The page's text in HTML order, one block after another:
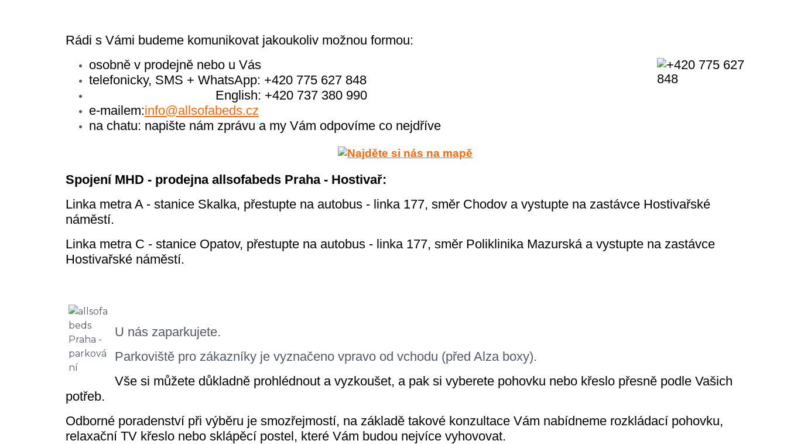
Rádi s Vámi budeme komunikovat jakoukoliv možnou formou:
osobně v prodejně nebo u Vás
telefonicky, SMS + WhatsApp: +420 775 627 848
English: +420 737 380 990
e-mailem:info@allsofabeds.cz
na chatu: napište nám zprávu a my Vám odpovíme co nejdříve
Spojení MHD - prodejna allsofabeds Praha - Hostivař:
Linka metra A - stanice Skalka, přestupte na autobus - linka 177, směr Chodov a vystupte na zastávce Hostivařské
náměstí.
Linka metra C - stanice Opatov, přestupte na autobus - linka 177, směr Poliklinika Mazurská a vystupte na zastávce
Hostivařské náměstí.
U nás zaparkujete.
Parkoviště pro zákazníky je vyznačeno vpravo od vchodu (před Alza boxy).
Vše si můžete důkladně prohlédnout a vyzkoušet, a pak si vyberete pohovku nebo křeslo přesně podle Vašich
potřeb.
Odborné poradenství při výběru je smozřejmostí, nazákladě takové konzultace Vám nabídneme rozkládací pohovku,
relaxační TV křeslo nebo sklápěcí postel, které Vám budou nejvíce vyhovovat.